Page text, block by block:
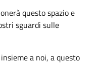
questo spazio e
sguardi sulle
a noi, a questo